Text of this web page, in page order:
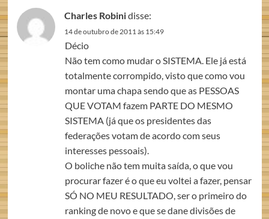
Charles Robinidisse:
14 de outubro de 2011 às 15:49
Décio
Não tem como mudar o SISTEMA. Ele já está
totalmente corrompido, visto que como vou
montar uma chapa sendo que as PESSOAS
QUE VOTAM fazem PARTE DO MESMO
SISTEMA (já que os presidentes das
federações votam de acordo com seus
interesses pessoais).
O boliche não tem muita saída, o que vou
procurar fazer é o que eu voltei a fazer, pensar
SÓ NO MEU RESULTADO, ser o primeiro do
ranking de novo e que se dane divisões de